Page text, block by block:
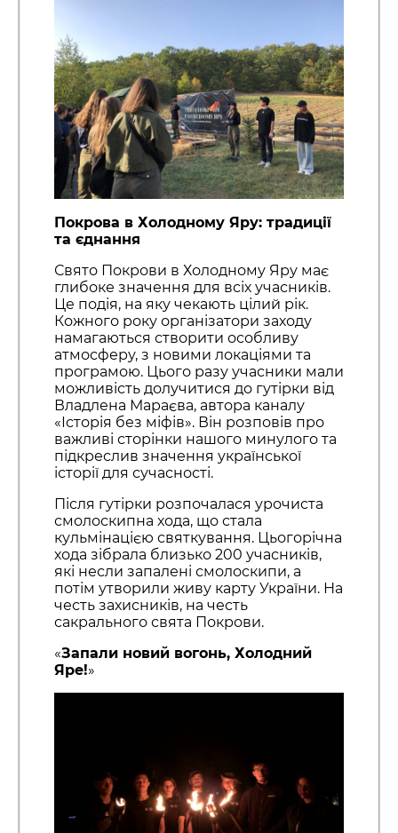
Покрова в Холодному Яру: традиції
та єднання
Свято Покрови в Холодному Яру має
глибоке значення для всіх учасників.
Це подія, на яку чекають цілий рік.
Кожного року організатори заходу
намагаються створити особливу
атмосферу, з новими локаціями та
програмою. Цього разу учасники мали
можливість долучитися до гутірки від
Владлена Мараєва, автора каналу
«Історія без міфів». Він розповів про
важливі сторінки нашого минулого та
підкреслив значення української
історії для сучасності.
Після гутірки розпочалася урочиста
смолоскипна хода, що стала
кульмінацією святкування. Цьогорічна
хода зібрала близько 200 учасників,
які несли запалені смолоскипи, а
потім утворили живу карту України. На
честь захисників, на честь
сакрального свята Покрови.
«Запали новий вогонь, Холодний
Яре!»